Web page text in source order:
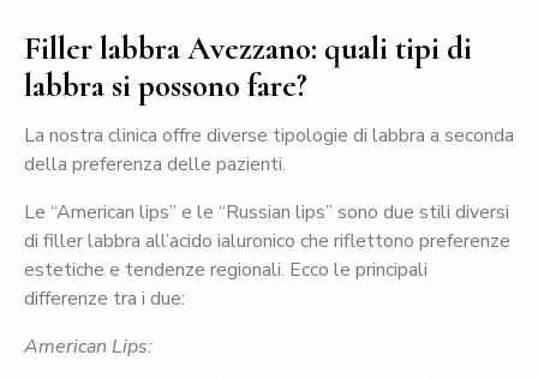
Filler labbra Avezzano: quali tipi di
labbra si possono fare?
La nostra clinica offre diverse tipologie di labbra a seconda
della preferenza delle pazienti.
Le “American lips” e le “Russian lips” sono due stili diversi
di filler labbra all’acido ialuronico che riflettono preferenze
estetiche e tendenze regionali. Ecco le principali
differenze tra i due:
American Lips: